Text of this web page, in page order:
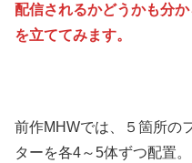
配信されるかどうかも分
を立ててみます。
前作MHWでは、５箇所の
ターを各4～5体ずつ配置。